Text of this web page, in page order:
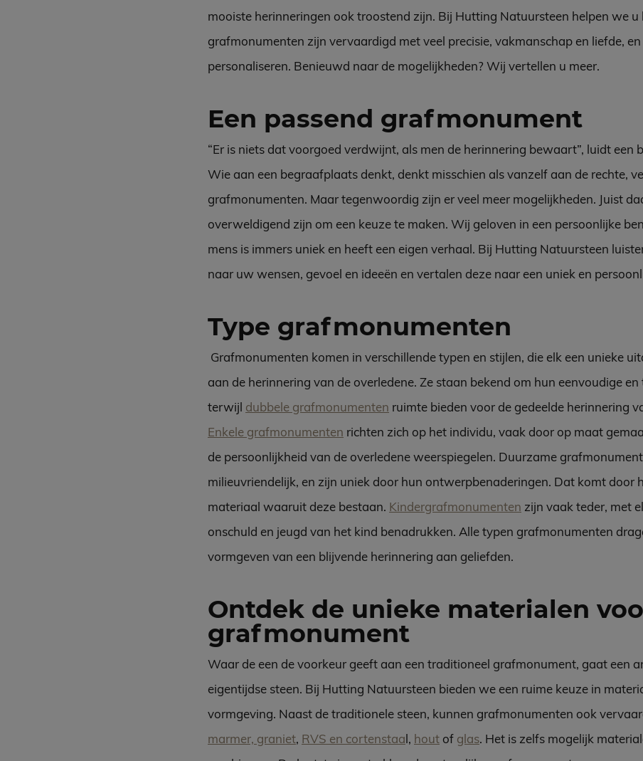
mooiste herinneringen ook troostend zijn. Bij Hutting Natuursteen helpen we u
grafmonumenten zijn vervaardigd met veel precisie, vakmanschap en liefde,
personaliseren. Benieuwd naar de mogelijkheden? Wij vertellen u meer.
Een passend grafmonument
“Er is niets dat voorgoed verdwijnt, als men de herinnering bewaart”, luidt een
Wie aan een begraafplaats denkt, denkt misschien als vanzelf aan de rechte,
grafmonumenten. Maar tegenwoordig zijn er veel meer mogelijkheden. Juist
overweldigend zijn om een keuze te maken. Wij geloven in een persoonlijke
mens is immers uniek en heeft een eigen verhaal. Bij Hutting Natuursteen
naar uw wensen, gevoel en ideeën en vertalen deze naar een uniek en
Type grafmonumenten
Grafmonumenten komen in verschillende typen en stijlen, die elk een unieke
aan de herinnering van de overledene. Ze staan bekend om hun eenvoudige
terwijl dubbele grafmonumenten ruimte bieden voor de gedeelde herinnering
Enkele grafmonumenten richten zich op het individu, vaak door op maat
de persoonlijkheid van de overledene weerspiegelen. Duurzame
milieuvriendelijk, en zijn uniek door hun ontwerpbenaderingen. Dat komt door
materiaal waaruit deze bestaan. Kindergrafmonumenten zijn vaak teder, met
onschuld en jeugd van het kind benadrukken. Alle typen grafmonumenten
vormgeven van een blijvende herinnering aan geliefden.
Ontdek de unieke materialen
grafmonument
Waar de een de voorkeur geeft aan een traditioneel grafmonument, gaat een
eigentijdse steen. Bij Hutting Natuursteen bieden we een ruime keuze in
vormgeving. Naast de traditionele steen, kunnen grafmonumenten ook
marmer, graniet, RVS en cortenstaal, hout of glas. Het is zelfs mogelijk